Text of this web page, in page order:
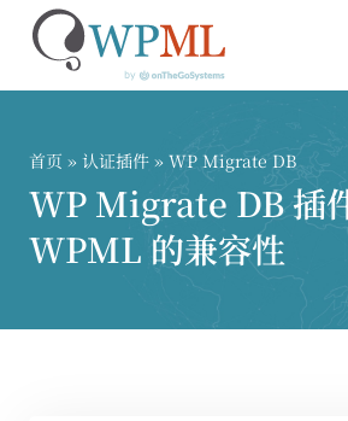
首页 » 认证插件 » WP Migrate DB
WP Migrate DB 插
WPML 的兼容性